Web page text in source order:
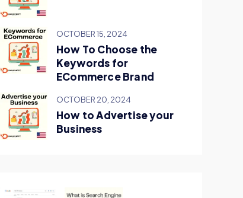
OCTOBER 15, 2024
How To Choose the
Keywords for
ECommerce Brand
OCTOBER 20, 2024
How to Advertise your
Business